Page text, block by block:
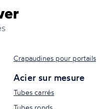
Crapaudines pour portails
Acier sur mesure
Tubes carrés